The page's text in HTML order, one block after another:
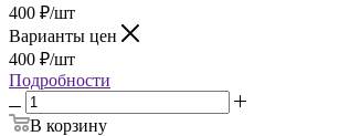
400 ₽/шт
Варианты цен
400 ₽/шт
Подробности
В корзину